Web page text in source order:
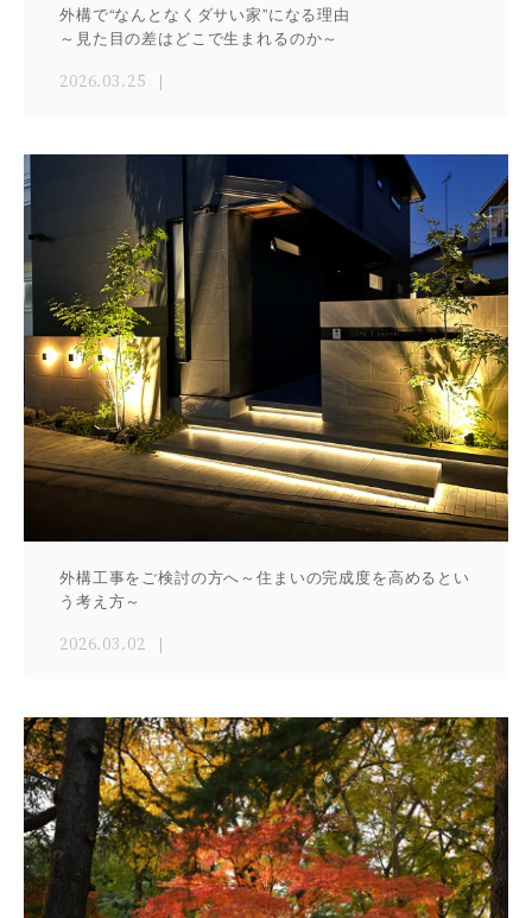
外構で“なんとなくダサい家”になる理由
～見た目の差はどこで生まれるのか～
2026.03.25
外構工事をご検討の方へ～住まいの完成度を高めるとい
う考え方～
2026.03.02